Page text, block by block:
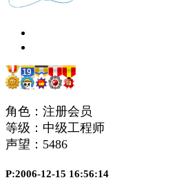
角色：注册会员
等级：中级工程师
声望： 5486
P:2006-12-15 16:56:14